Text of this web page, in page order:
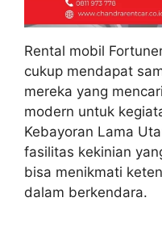
Rental mobil
cukup mendapat
mereka yang
modern untuk
Kebayoran Lama
fasilitas kekinian
bisa menikmati
dalam berkendara.